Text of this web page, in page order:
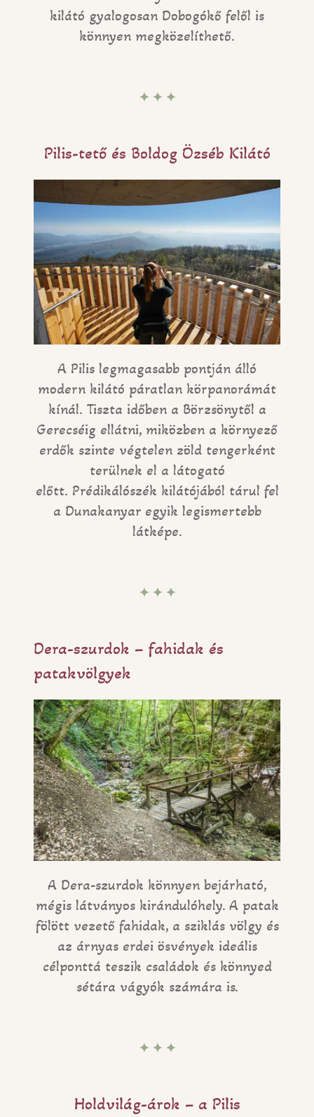
kilátó gyalogosan Dobogókő felől is
könnyen megközelíthető.
✦ ✦ ✦
Pilis-tető és Boldog Özséb Kilátó
A Pilis legmagasabb pontján álló
modern kilátó páratlan körpanorámát
kínál. Tiszta időben a Börzsönytől a
Gerecséig ellátni, miközben a környező
erdők szinte végtelen zöld tengerként
terülnek el a látogató
előtt. Prédikálószék kilátójából tárul fel
a Dunakanyar egyik legismertebb
látképe.
✦ ✦ ✦
Dera-szurdok – fahidak és
patakvölgyek
A Dera-szurdok könnyen bejárható,
mégis látványos kirándulóhely. A patak
fölött vezető fahidak, a sziklás völgy és
az árnyas erdei ösvények ideális
célponttá teszik családok és könnyed
sétára vágyók számára is.
✦ ✦ ✦
Holdvilág-árok – a Pilis